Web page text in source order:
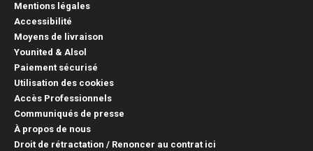
Mentions légales
Accessibilité
Moyens de livraison
Younited & Alsol
Paiement sécurisé
Utilisation des cookies
Accès Professionnels
Communiqués de presse
À propos de nous
Droit de rétractation / Renoncer au contrat ici